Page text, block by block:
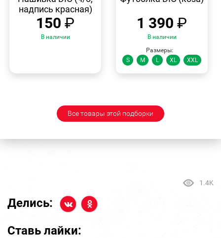
надпись красная)
150 ₽
В наличии
1 390 ₽
В наличии
Размеры:
S
M L XL XXL
Все товары этой подборки
1.4K
Делись:
Ставь лайки: